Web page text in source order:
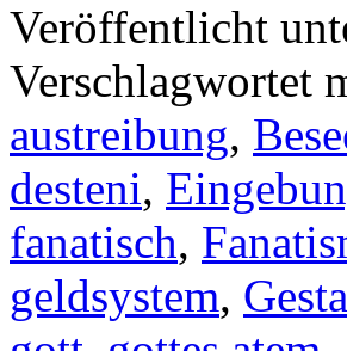
Veröffentlicht
Verschlagwortet
austreibung,
desteni,
fanatisch,
geldsystem,